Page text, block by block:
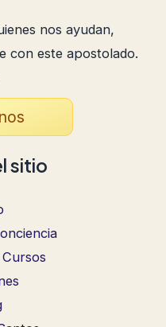
nos ayudan,
con este apostolado.
sitio